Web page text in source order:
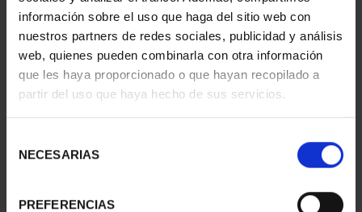
información sobre el uso que haga del sitio web con
nuestros partners de redes sociales, publicidad y análisis
web, quienes pueden combinarla con otra información
que les haya proporcionado o que hayan recopilado a
partir del uso que haya hecho de sus servicios.
NECESARIAS
PREFERENCIAS